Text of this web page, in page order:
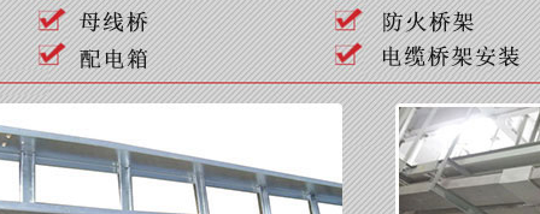
如何判断喷塑桥架的质量好